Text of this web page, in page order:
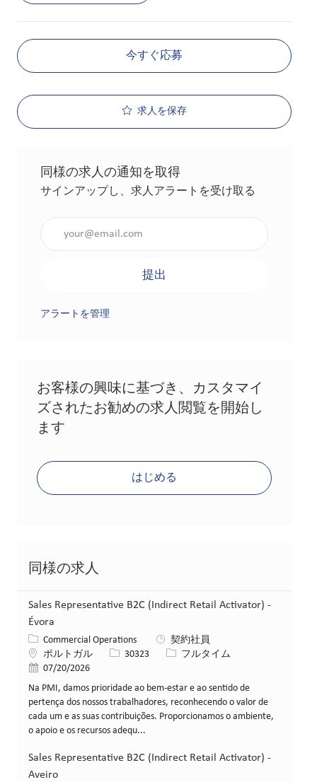
今すぐ応募
求人を保存
同様の求人の通知を取得
サインアップし、求人アラートを受け取る
提出
アラートを管理
お客様の興味に基づき、カスタマイ
ズされたお勧めの求人閲覧を開始し
ます
はじめる
同様の求人
Sales Representative B2C (Indirect Retail Activator) -
Évora
カテゴリー
Commercial Operations
契約社員
場所ポルトガル 求人ID30323 役職フルタイム
投稿日07/20/2026
Na PMI, damos prioridade ao bem-estar e ao sentido de
pertença dos nossos trabalhadores, reconhecendo o valor de
cada um e as suas contribuições. Proporcionamos o ambiente,
o apoio e os recursos adequ...
Sales Representative B2C (Indirect Retail Activator) -
Aveiro